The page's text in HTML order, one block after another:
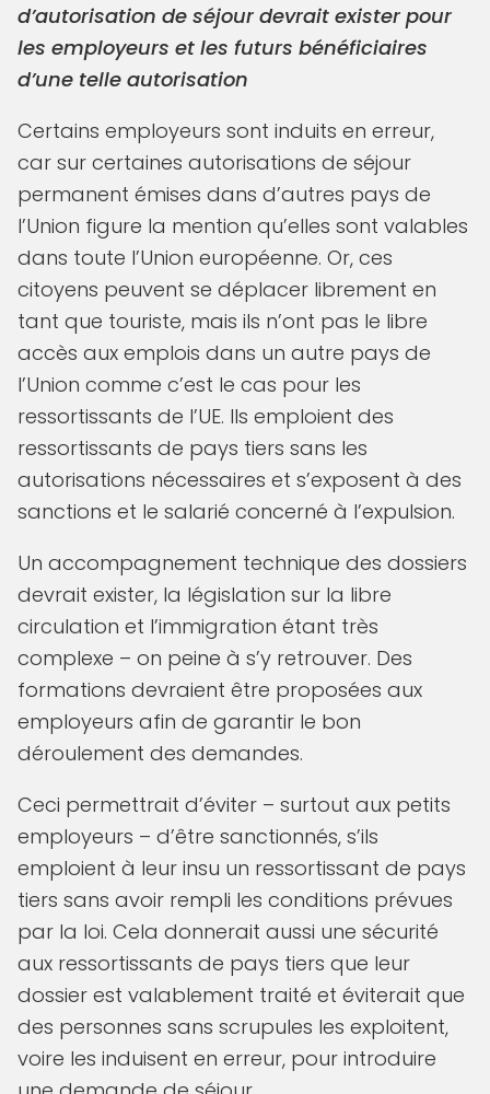
d’autorisation de séjour devrait exister pour
les employeurs et les futurs bénéficiaires
d’une telle autorisation
Certains employeurs sont induits en erreur,
car sur certaines autorisations de séjour
permanent émises dans d’autres pays de
l’Union figure la mention qu’elles sont valables
dans toute l’Union européenne. Or, ces
citoyens peuvent se déplacer librement en
tant que touriste, mais ils n’ont pas le libre
accès aux emplois dans un autre pays de
l’Union comme c’est le cas pour les
ressortissants de l’UE. Ils emploient des
ressortissants de pays tiers sans les
autorisations nécessaires et s’exposent à des
sanctions et le salarié concerné à l’expulsion.
Un accompagnement technique des dossiers
devrait exister, la législation sur la libre
circulation et l’immigration étant très
complexe – on peine à s’y retrouver. Des
formations devraient être proposées aux
employeurs afin de garantir le bon
déroulement des demandes.
Ceci permettrait d’éviter – surtout aux petits
employeurs – d’être sanctionnés, s’ils
emploient à leur insu un ressortissant de pays
tiers sans avoir rempli les conditions prévues
par la loi. Cela donnerait aussi une sécurité
aux ressortissants de pays tiers que leur
dossier est valablement traité et éviterait que
des personnes sans scrupules les exploitent,
voire les induisent en erreur, pour introduire